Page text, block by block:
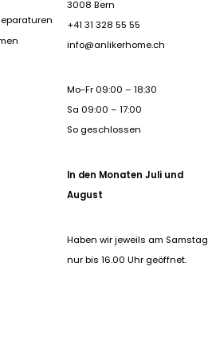
3008 Bern
+41 31 328 55 55
info@anlikerhome.ch
Mo-Fr 09:00 – 18:30
Sa 09:00 – 17:00
So geschlossen
In den Monaten Juli und
August
Haben wir jeweils am Samstag
nur bis 16.00 Uhr geöffnet.